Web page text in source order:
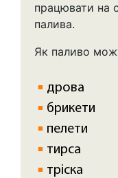
працювати на
палива.
Як паливо
дрова
брикети
пелети
тирса
тріска